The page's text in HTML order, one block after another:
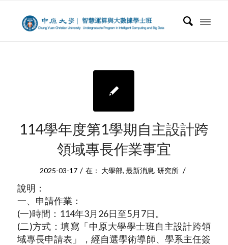
114學年度第1學期自主設計跨
領域專長作業事宜
2025-03-17 / 在： 大學部, 最新消息, 研究所 /
說明：
一、申請作業：
(一)時間：114年3月26日至5月7日。
(二)方式：填寫「中原大學學士班自主設計跨領
域專長申請表」，經自選學術導師、學系主任簽